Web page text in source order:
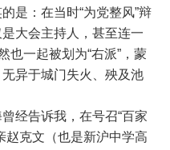
是：在当时“为党整风”辩
大会主持人，甚至连一
也一起被划为“右派”，蒙
异于城门失火、殃及池
经告诉我，在号召“百家
赵克文（也是新沪中学高